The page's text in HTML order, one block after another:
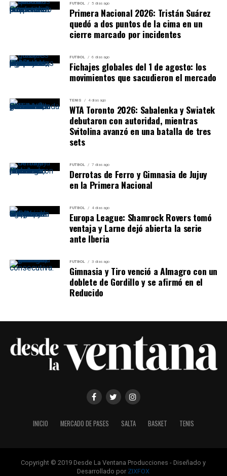
FUTBOL 5 días ago
Primera Nacional 2026: Tristán Suárez
quedó a dos puntos de la cima en un
cierre marcado por incidentes
FUTBOL 6 días ago
Fichajes globales del 1 de agosto: los
movimientos que sacudieron el mercado
TENIS 4 días ago
WTA Toronto 2026: Sabalenka y Swiatek
debutaron con autoridad, mientras
Svitolina avanzó en una batalla de tres
sets
FUTBOL 7 días ago
Derrotas de Ferro y Gimnasia de Jujuy
en la Primera Nacional
FUTBOL 4 días ago
Europa League: Shamrock Rovers tomó
ventaja y Larne dejó abierta la serie
ante Iberia
FUTBOL 3 días ago
Gimnasia y Tiro venció a Almagro con un
doblete de Gordillo y se afirmó en el
Reducido
INICIO MERCADO DE PASES SALTA BASKET TENIS
Copyright © 2019 Desde La Ventana Producciones - Diseñado y
Desarrollado por ZIXFOX